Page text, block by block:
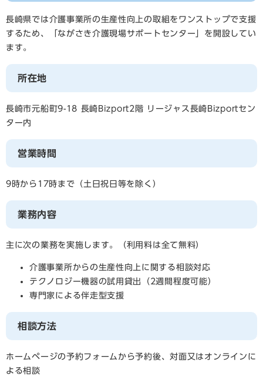
長崎県では介護事業所の生産性向上の取組をワンストップで支援
するため、「ながさき介護現場サポートセンター」を開設してい
ます。
所在地
長崎市元船町9-18 長崎Bizport2階 リージャス長崎Bizportセン
ター内
営業時間
9時から17時まで（土日祝日等を除く）
業務内容
主に次の業務を実施します。（利用料は全て無料）
介護事業所からの生産性向上に関する相談対応
テクノロジー機器の試用貸出（2週間程度可能）
専門家による伴走型支援
相談方法
ホームページの予約フォームから予約後、対面又はオンラインに
よる相談